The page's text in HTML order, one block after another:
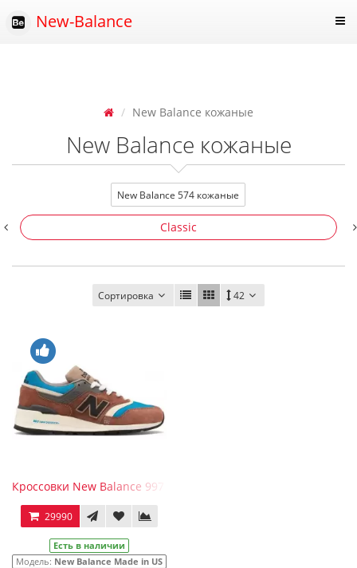
New-Balance
New Balance кожаные
New Balance кожаные
New Balance 574 кожаные
Classic
Сортировка 42
Кроссовки New Balance 997 Made in US Elevated Basics
29990
Есть в наличии
Модель: New Balance Made in US